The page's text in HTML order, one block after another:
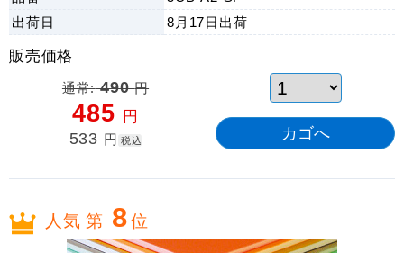
出荷日 8月17日 出荷
販売価格
通常:490円
485 円
533 円 税込
人気 第 8位